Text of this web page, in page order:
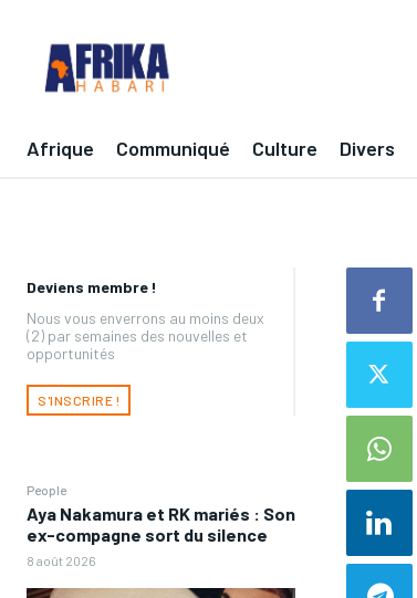
Afrique Communiqué Culture Divers
Deviens membre !
Nous vous enverrons au moins deux
(2) par semaines des nouvelles et
opportunités
S'INSCRIRE !
People
Aya Nakamura et RK mariés : Son
ex-compagne sort du silence
8 août 2026